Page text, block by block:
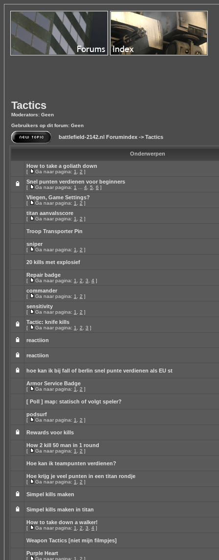
Tactics
Moderators: Geen
Gebruikers op dit forum: Geen
battlefield-2142.nl Forumindex -> Tactics
Onderwerpen
How to take a goliath down
[ Ga naar pagina: 1 2 ]
Snel punten verdienen voor beginners
[ Ga naar pagina: 1 4 5 6 ]
Vliegen, Game Settings?
[ Ga naar pagina: 1 2 ]
titan aanvalsscore
[ Ga naar pagina: 1 2 ]
Troop Transporter Pin
sniper
[ Ga naar pagina: 1 2 ]
20 kills met explosief
Repair badge
[ Ga naar pagina: 1 2 3 4 ]
commander
[ Ga naar pagina: 1 2 ]
sensitivity
[ Ga naar pagina: 1 2 ]
Tactic: knife kills
[ Ga naar pagina: 1 2 3 ]
reactiion
reactiion
hoe kan ik bij fall of berlin snel punte verdienen als EU st
Armor Service Badge
[ Ga naar pagina: 1 2 ]
[ Poll ] map: statisch of volgt speler?
podsurf
[ Ga naar pagina: 1 2 ]
Rewards voor kills
How 2 kill 50 man in 1 round
[ Ga naar pagina: 1 2 ]
Hoe kan ik teampunten verdienen?
Hoe krijg je veel punten in een titan rondje
[ Ga naar pagina: 1 2 ]
Simpel kills maken
Simpel kills maken in titan
How to take down a walker!
[ Ga naar pagina: 1 2 3 4 ]
Weapon Tactics [niet mijn filmpjes]
Purple Heart
[ Ga naar pagina: 1 2 ]